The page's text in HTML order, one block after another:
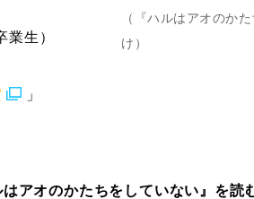
（『ハルはアオのか
け）
業生）
」
アオのかたちをしていない』を読